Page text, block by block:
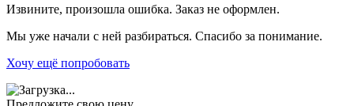
Извините, произошла ошибка. Заказ не оформлен.
Мы уже начали с ней разбираться. Спасибо за понимание.
Хочу ещё попробовать